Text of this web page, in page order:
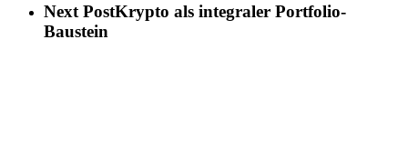
Next PostKrypto als integraler Portfolio-
Baustein